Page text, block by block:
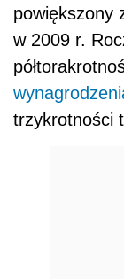
powiększony
w 2009 r.
trzykrotności